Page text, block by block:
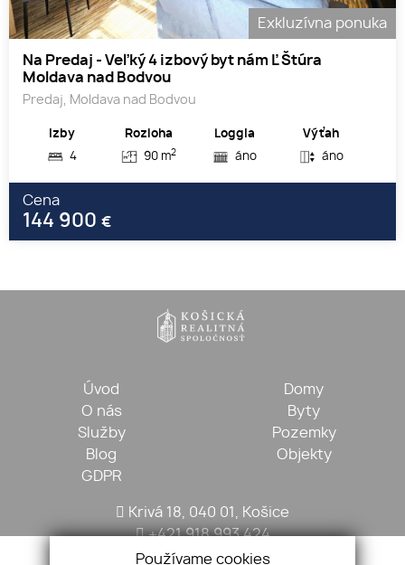
Exkluzívna ponuka
Na Predaj - Veľký 4 izbový byt nám Ľ Štúra
Moldava nad Bodvou
Predaj, Moldava nad Bodvou
Izby
4
Rozloha
90 m2
Loggia
áno
Výťah
áno
Cena
144 900 €
Úvod
O nás
Služby
Blog
GDPR
Domy
Byty
Pozemky
Objekty
Krivá 18, 040 01, Košice
+421 918 993 424
kosickarealitna@gmail.com
Používame cookies